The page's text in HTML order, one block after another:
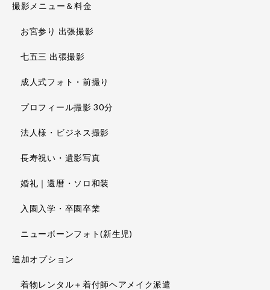
撮影メニュー＆料金
お宮参り 出張撮影
七五三 出張撮影
成人式フォト・前撮り
プロフィール撮影 30分
法人様・ビジネス撮影
長寿祝い・遺影写真
婚礼｜還暦・ソロ和装
入園入学・卒園卒業
ニューボーンフォト(新生児)
追加オプション
着物レンタル＋着付師ヘアメイク派遣